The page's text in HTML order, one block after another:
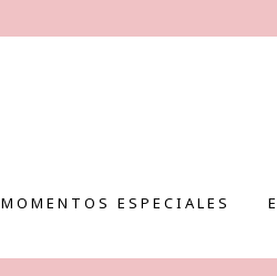
MOMENTOS ESPECIALES